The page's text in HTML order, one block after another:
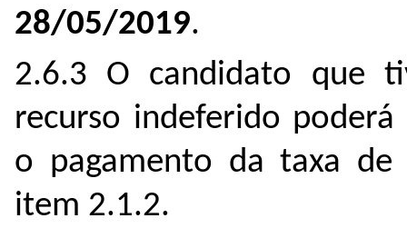
28/05/2019.
2.6.3 O candidato que
recurso indeferido
o pagamento da taxa
item 2.1.2.